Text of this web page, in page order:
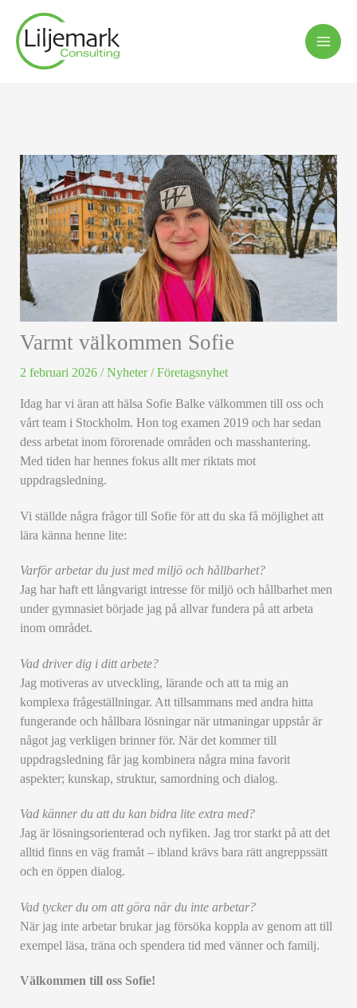
innehåll
Varmt välkommen Sofie
2 februari 2026/Nyheter/Företagsnyhet
Idag har vi äran att hälsa Sofie Balke välkommen till oss och
vårt team i Stockholm. Hon tog examen 2019 och har sedan
dess arbetat inom förorenade områden och masshantering.
Med tiden har hennes fokus allt mer riktats mot
uppdragsledning.
Vi ställde några frågor till Sofie för att du ska få möjlighet att
lära känna henne lite:
Varför arbetar du just med miljö och hållbarhet?
Jag har haft ett långvarigt intresse för miljö och hållbarhet men
under gymnasiet började jag på allvar fundera på att arbeta
inom området.
Vad driver dig i ditt arbete?
Jag motiveras av utveckling, lärande och att ta mig an
komplexa frågeställningar. Att tillsammans med andra hitta
fungerande och hållbara lösningar när utmaningar uppstår är
något jag verkligen brinner för. När det kommer till
uppdragsledning får jag kombinera några mina favorit
aspekter; kunskap, struktur, samordning och dialog.
Vad känner du att du kan bidra lite extra med?
Jag är lösningsorienterad och nyfiken. Jag tror starkt på att det
alltid finns en väg framåt – ibland krävs bara rätt angreppssätt
och en öppen dialog.
Vad tycker du om att göra när du inte arbetar?
När jag inte arbetar brukar jag försöka koppla av genom att till
exempel läsa, träna och spendera tid med vänner och familj.
Välkommen till oss Sofie!